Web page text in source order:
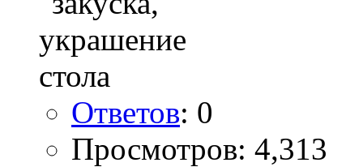
Ответов: 0
Просмотров: 4,313